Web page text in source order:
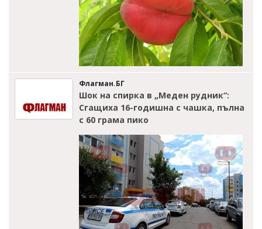
Флагман.БГ
Шок на спирка в „Меден рудник“:
Сгащиха 16-годишна с чашка, пълна
с 60 грама пико